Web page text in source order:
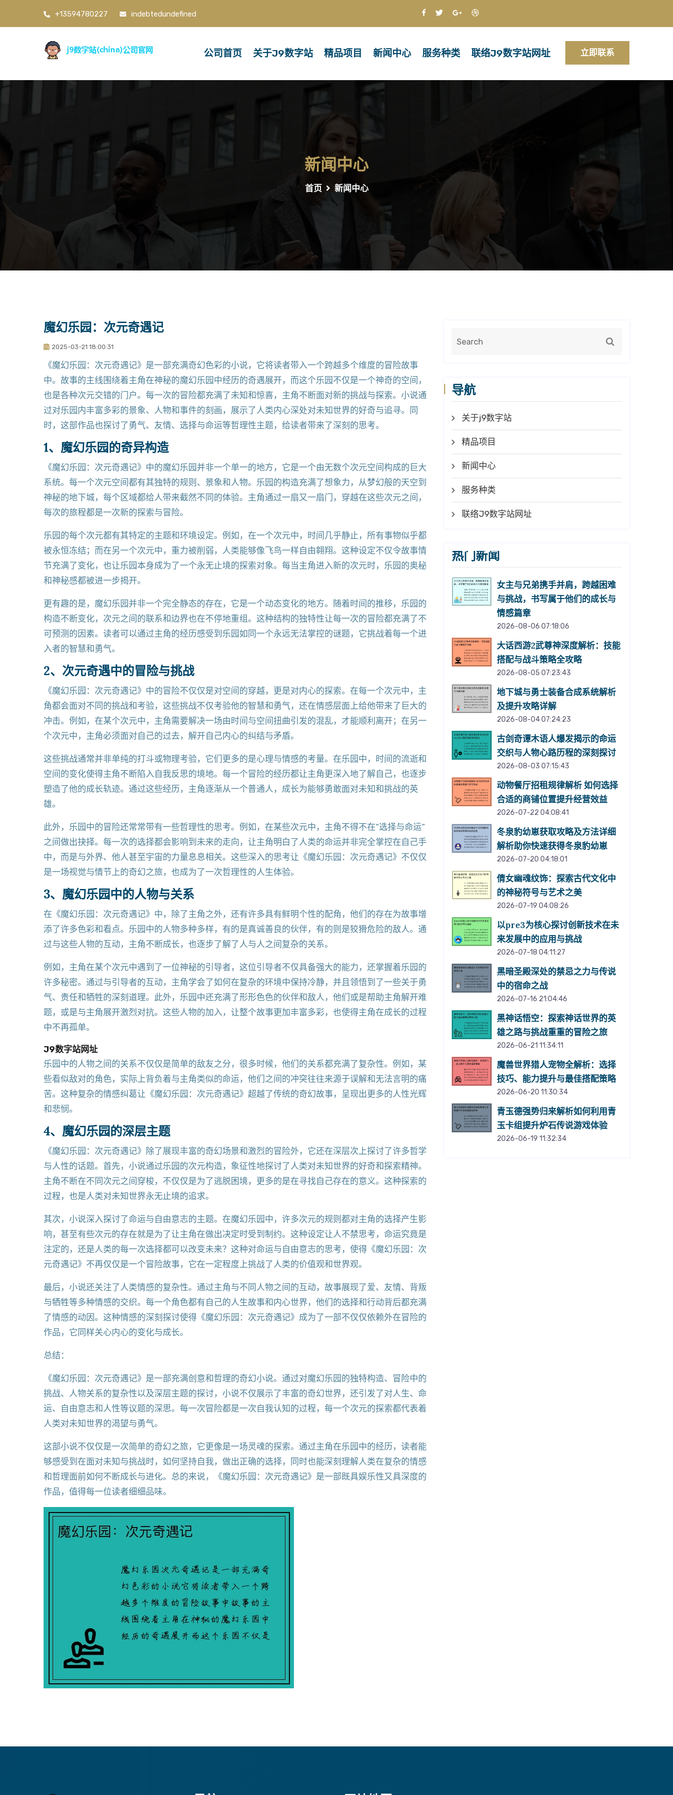
+13594780227 indebtedundefined
公司首页 关于j9数字站 精品项目 新闻中心 服务种类 联络J9数字站网址 立即联系
新闻中心
首页 新闻中心
魔幻乐园：次元奇遇记
2025-03-21 18:00:31
《魔幻乐园：次元奇遇记》是一部充满奇幻色彩的小说，它将读者带入一个跨越多个维度的冒险故事
中。故事的主线围绕着主角在神秘的魔幻乐园中经历的奇遇展开，而这个乐园不仅是一个神奇的空间，
也是各种次元交错的门户。每一次的冒险都充满了未知和惊喜，主角不断面对新的挑战与探索。小说通
过对乐园内丰富多彩的景象、人物和事件的刻画，展示了人类内心深处对未知世界的好奇与追寻。同
时，这部作品也探讨了勇气、友情、选择与命运等哲理性主题，给读者带来了深刻的思考。
1、魔幻乐园的奇异构造
《魔幻乐园：次元奇遇记》中的魔幻乐园并非一个单一的地方，它是一个由无数个次元空间构成的巨大
系统。每一个次元空间都有其独特的规则、景象和人物。乐园的构造充满了想象力，从梦幻般的天空到
神秘的地下城，每个区域都给人带来截然不同的体验。主角通过一扇又一扇门，穿越在这些次元之间，
每次的旅程都是一次新的探索与冒险。
乐园的每个次元都有其特定的主题和环境设定。例如，在一个次元中，时间几乎静止，所有事物似乎都
被永恒冻结；而在另一个次元中，重力被削弱，人类能够像飞鸟一样自由翱翔。这种设定不仅令故事情
节充满了变化，也让乐园本身成为了一个永无止境的探索对象。每当主角进入新的次元时，乐园的奥秘
和神秘感都被进一步揭开。
更有趣的是，魔幻乐园并非一个完全静态的存在，它是一个动态变化的地方。随着时间的推移，乐园的
构造不断变化，次元之间的联系和边界也在不停地重组。这种结构的独特性让每一次的冒险都充满了不
可预测的因素。读者可以通过主角的经历感受到乐园如同一个永远无法掌控的谜题，它挑战着每一个进
入者的智慧和勇气。
2、次元奇遇中的冒险与挑战
《魔幻乐园：次元奇遇记》中的冒险不仅仅是对空间的穿越，更是对内心的探索。在每一个次元中，主
角都会面对不同的挑战和考验，这些挑战不仅考验他的智慧和勇气，还在情感层面上给他带来了巨大的
冲击。例如，在某个次元中，主角需要解决一场由时间与空间扭曲引发的混乱，才能顺利离开；在另一
个次元中，主角必须面对自己的过去，解开自己内心的纠结与矛盾。
这些挑战通常并非单纯的打斗或物理考验，它们更多的是心理与情感的考量。在乐园中，时间的流逝和
空间的变化使得主角不断陷入自我反思的境地。每一个冒险的经历都让主角更深入地了解自己，也逐步
塑造了他的成长轨迹。通过这些经历，主角逐渐从一个普通人，成长为能够勇敢面对未知和挑战的英
雄。
此外，乐园中的冒险还常常带有一些哲理性的思考。例如，在某些次元中，主角不得不在“选择与命运”
之间做出抉择。每一次的选择都会影响到未来的走向，让主角明白了人类的命运并非完全掌控在自己手
中，而是与外界、他人甚至宇宙的力量息息相关。这些深入的思考让《魔幻乐园：次元奇遇记》不仅仅
是一场视觉与情节上的奇幻之旅，也成为了一次哲理性的人生体验。
3、魔幻乐园中的人物与关系
在《魔幻乐园：次元奇遇记》中，除了主角之外，还有许多具有鲜明个性的配角，他们的存在为故事增
添了许多色彩和看点。乐园中的人物多种多样，有的是真诚善良的伙伴，有的则是狡猾危险的敌人。通
过与这些人物的互动，主角不断成长，也逐步了解了人与人之间复杂的关系。
例如，主角在某个次元中遇到了一位神秘的引导者，这位引导者不仅具备强大的能力，还掌握着乐园的
许多秘密。通过与引导者的互动，主角学会了如何在复杂的环境中保持冷静，并且领悟到了一些关于勇
气、责任和牺牲的深刻道理。此外，乐园中还充满了形形色色的伙伴和敌人，他们或是帮助主角解开难
题，或是与主角展开激烈对抗。这些人物的加入，让整个故事更加丰富多彩，也使得主角在成长的过程
中不再孤单。
J9数字站网址
乐园中的人物之间的关系不仅仅是简单的敌友之分，很多时候，他们的关系都充满了复杂性。例如，某
些看似敌对的角色，实际上背负着与主角类似的命运，他们之间的冲突往往来源于误解和无法言明的痛
苦。这种复杂的情感纠葛让《魔幻乐园：次元奇遇记》超越了传统的奇幻故事，呈现出更多的人性光辉
和悲悯。
4、魔幻乐园的深层主题
《魔幻乐园：次元奇遇记》除了展现丰富的奇幻场景和激烈的冒险外，它还在深层次上探讨了许多哲学
与人性的话题。首先，小说通过乐园的次元构造，象征性地探讨了人类对未知世界的好奇和探索精神。
主角不断在不同次元之间穿梭，不仅仅是为了逃脱困境，更多的是在寻找自己存在的意义。这种探索的
过程，也是人类对未知世界永无止境的追求。
其次，小说深入探讨了命运与自由意志的主题。在魔幻乐园中，许多次元的规则都对主角的选择产生影
响，甚至有些次元的存在就是为了让主角在做出决定时受到制约。这种设定让人不禁思考，命运究竟是
注定的，还是人类的每一次选择都可以改变未来？这种对命运与自由意志的思考，使得《魔幻乐园：次
元奇遇记》不再仅仅是一个冒险故事，它在一定程度上挑战了人类的价值观和世界观。
最后，小说还关注了人类情感的复杂性。通过主角与不同人物之间的互动，故事展现了爱、友情、背叛
与牺牲等多种情感的交织。每一个角色都有自己的人生故事和内心世界，他们的选择和行动背后都充满
了情感的动因。这种情感的深刻探讨使得《魔幻乐园：次元奇遇记》成为了一部不仅仅依赖外在冒险的
作品，它同样关心内心的变化与成长。
总结：
《魔幻乐园：次元奇遇记》是一部充满创意和哲理的奇幻小说。通过对魔幻乐园的独特构造、冒险中的
挑战、人物关系的复杂性以及深层主题的探讨，小说不仅展示了丰富的奇幻世界，还引发了对人生、命
运、自由意志和人性等议题的深思。每一次冒险都是一次自我认知的过程，每一个次元的探索都代表着
人类对未知世界的渴望与勇气。
这部小说不仅仅是一次简单的奇幻之旅，它更像是一场灵魂的探索。通过主角在乐园中的经历，读者能
够感受到在面对未知与挑战时，如何坚持自我，做出正确的选择，同时也能深刻理解人类在复杂的情感
和哲理面前如何不断成长与进化。总的来说，《魔幻乐园：次元奇遇记》是一部既具娱乐性又具深度的
作品，值得每一位读者细细品味。
导航
关于j9数字站
精品项目
新闻中心
服务种类
联络J9数字站网址
热门新闻
女主与兄弟携手并肩，跨越困难
与挑战，书写属于他们的成长与
情感篇章
2026-08-06 07:18:06
大话西游2武尊神深度解析：技能
搭配与战斗策略全攻略
2026-08-05 07:23:43
地下城与勇士装备合成系统解析
及提升攻略详解
2026-08-04 07:24:23
古剑奇谭木语人爆发揭示的命运
交织与人物心路历程的深刻探讨
2026-08-03 07:15:43
动物餐厅招租规律解析 如何选择
合适的商铺位置提升经营效益
2026-07-22 04:08:41
冬泉豹幼崽获取攻略及方法详细
解析助你快速获得冬泉豹幼崽
2026-07-20 04:18:01
倩女幽魂纹饰：探索古代文化中
的神秘符号与艺术之美
2026-07-19 04:08:26
以pre3为核心探讨创新技术在未
来发展中的应用与挑战
2026-07-18 04:11:27
黑暗圣殿深处的禁忌之力与传说
中的宿命之战
2026-07-16 21:04:46
黑神话悟空：探索神话世界的英
雄之路与挑战重重的冒险之旅
2026-06-21 11:34:11
魔兽世界猎人宠物全解析：选择
技巧、能力提升与最佳搭配策略
2026-06-20 11:30:34
青玉德强势归来解析如何利用青
玉卡组提升炉石传说游戏体验
2026-06-19 11:32:34